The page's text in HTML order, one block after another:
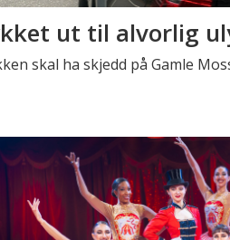
ut til alvorlig
skal ha skjedd på Gamle